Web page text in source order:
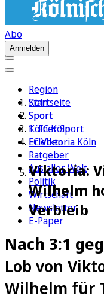
Abo
Anmelden
Region
Köln
Sport
1. FC Köln
Erleben
Ratgeber
Aus aller Welt
Politik
Wirtschaft
Newsletter
E-Paper
Startseite
Sport
Kölner Sport
FC Viktoria Köln
Viktoria:
Wilhelm
Verbleib
Nach 3:1
Lob von
Wilhelm für